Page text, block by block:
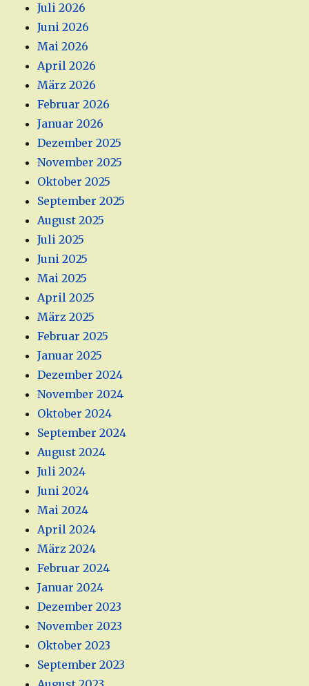
Juli 2026
Juni 2026
Mai 2026
April 2026
März 2026
Februar 2026
Januar 2026
Dezember 2025
November 2025
Oktober 2025
September 2025
August 2025
Juli 2025
Juni 2025
Mai 2025
April 2025
März 2025
Februar 2025
Januar 2025
Dezember 2024
November 2024
Oktober 2024
September 2024
August 2024
Juli 2024
Juni 2024
Mai 2024
April 2024
März 2024
Februar 2024
Januar 2024
Dezember 2023
November 2023
Oktober 2023
September 2023